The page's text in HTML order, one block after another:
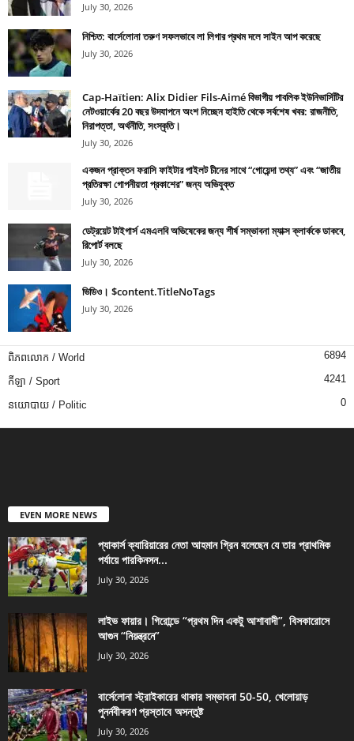
July 30, 2026
নিশ্চিত: বার্সেলোনা তরুণ সফলভাবে লা লিগার প্রথম দলে সাইন আপ করেছে
July 30, 2026
Cap-Haïtien: Alix Didier Fils-Aimé বিভাগীয় পাবলিক ইউনিভার্সিটির
নেটওয়ার্কের 20 বছর উদযাপনে অংশ নিচ্ছেন হাইতি থেকে সর্বশেষ খবর: রাজনীতি,
নিরাপত্তা, অর্থনীতি, সংস্কৃতি।
July 30, 2026
একজন প্রাক্তন ফরাসি ফাইটার পাইলট চীনের সাথে “গোয়েন্দা তথ্য” এবং “জাতীয়
প্রতিরক্ষা গোপনীয়তা প্রকাশের” জন্য অভিযুক্ত
July 30, 2026
ডেট্রয়েট টাইগার্স এমএলবি অভিষেকের জন্য শীর্ষ সম্ভাবনা ম্যাক্স ক্লার্ককে ডাকবে,
রিপোর্ট বলছে
July 30, 2026
ভিডিও। $content.TitleNoTags
July 30, 2026
ពិភពលោក / World 6894
កីឡា / Sport 4241
នយោបាយ / Politic 0
EVEN MORE NEWS
প্যাকার্স ক্যারিয়ারের নেতা আহমান গ্রিন বলেছেন যে তার প্রাথমিক
পর্যায়ে পারকিনসন...
July 30, 2026
লাইভ ফায়ার। গিরোন্ডে “প্রথম দিন একটু আশাবাদী”, বিসকারোসে
আগুন “নিয়ন্ত্রনে”
July 30, 2026
বার্সেলোনা স্ট্রাইকারের থাকার সম্ভাবনা 50-50, খেলোয়াড়
পুনর্নবীকরণ প্রস্তাবে অসন্তুষ্ট
July 30, 2026